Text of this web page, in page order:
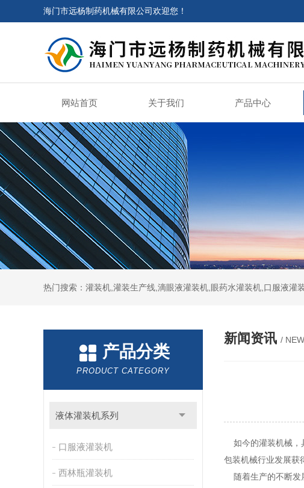
海门市远杨制药机械有限公司欢迎您！
网站首页 关于我们 产品中心
热门搜索：灌装机,灌装生产线,滴眼液灌装机,眼药水灌装机,口服液灌
产品分类
PRODUCT CATEGORY
液体灌装机系列
口服液灌装机
西林瓶灌装机
新闻资讯 /
如今的灌装机械，
包装机械行业发展获
随着生产的不断发